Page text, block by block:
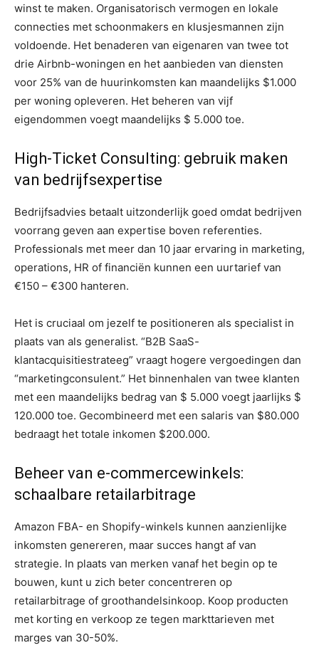
winst te maken. Organisatorisch vermogen en lokale
connecties met schoonmakers en klusjesmannen zijn
voldoende. Het benaderen van eigenaren van twee tot
drie Airbnb-woningen en het aanbieden van diensten
voor 25% van de huurinkomsten kan maandelijks $1.000
per woning opleveren. Het beheren van vijf
eigendommen voegt maandelijks $ 5.000 toe.
High-Ticket Consulting: gebruik maken
van bedrijfsexpertise
Bedrijfsadvies betaalt uitzonderlijk goed omdat bedrijven
voorrang geven aan expertise boven referenties.
Professionals met meer dan 10 jaar ervaring in marketing,
operations, HR of financiën kunnen een uurtarief van
€150 – €300 hanteren.
Het is cruciaal om jezelf te positioneren als specialist in
plaats van als generalist. “B2B SaaS-
klantacquisitiestrateeg” vraagt ​​hogere vergoedingen dan
“marketingconsulent.” Het binnenhalen van twee klanten
met een maandelijks bedrag van $ 5.000 voegt jaarlijks $
120.000 toe. Gecombineerd met een salaris van $80.000
bedraagt ​​het totale inkomen $200.000.
Beheer van e-commercewinkels:
schaalbare retailarbitrage
Amazon FBA- en Shopify-winkels kunnen aanzienlijke
inkomsten genereren, maar succes hangt af van
strategie. In plaats van merken vanaf het begin op te
bouwen, kunt u zich beter concentreren op
retailarbitrage of groothandelsinkoop. Koop producten
met korting en verkoop ze tegen markttarieven met
marges van 30-50%.